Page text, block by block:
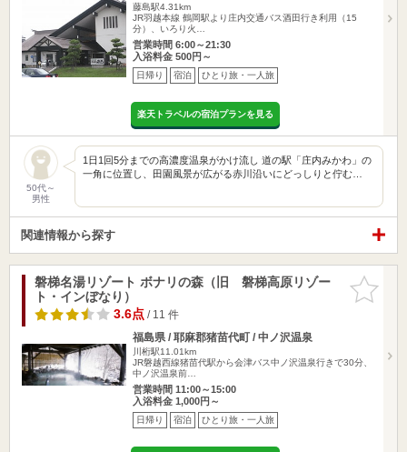
藤島駅4.31km
JR羽越本線 鶴岡駅より庄内交通バス酒田行き利用（15
分）、いろり火…
営業時間 6:00～21:30
入浴料金 500円～
日帰り 宿泊 ひとり旅・一人旅
楽天トラベルの宿泊プランを見る
50代～
男性
1日1回5分までの高濃度温泉がかけ流し 道の駅「庄内みかわ」の
一角に位置し、田園風景が広がる赤川沿いにどっしりと佇む…
関連情報から探す
お気に入
りに追加
磐梯名湯リゾート ボナリの森（旧 磐梯高原リゾー
ト・インぼなり）
3.6点/ 11 件
福島県 / 耶麻郡猪苗代町 / 中ノ沢温泉
川桁駅11.01km
JR磐越西線猪苗代駅から会津バス中ノ沢温泉行きで30分、
中ノ沢温泉前…
営業時間 11:00～15:00
入浴料金 1,000円～
日帰り 宿泊 ひとり旅・一人旅